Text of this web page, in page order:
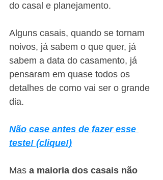
do casal e planejamento.
Alguns casais, quando se tornam
noivos, já sabem o que quer, já
sabem a data do casamento, já
pensaram em quase todos os
detalhes de como vai ser o grande
dia.
Não case antes de fazer esse
teste! (clique!)
Mas a maioria dos casais não